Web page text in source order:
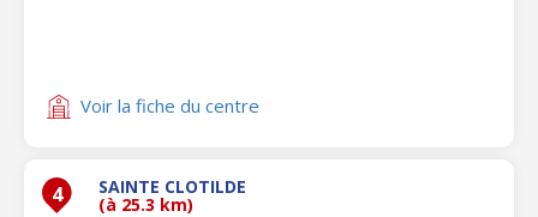
Voir la fiche du centre
4 SAINTE CLOTILDE
(à 25.3 km)